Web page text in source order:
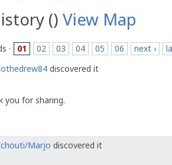
() View Map
· 01 02 03 04 05 06 next ›
discovered it
you for sharing.
Marjo discovered it